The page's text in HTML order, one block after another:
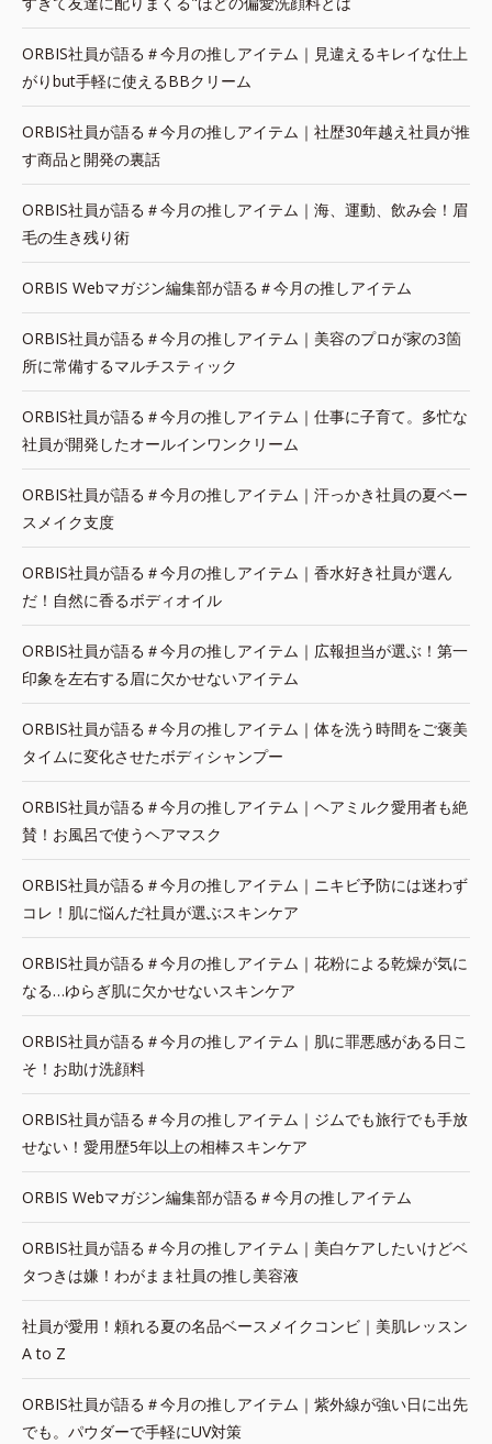
ORBIS社員が語る＃今月の推しアイテム｜見違えるキレイな仕上
がりbut手軽に使えるBBクリーム
ORBIS社員が語る＃今月の推しアイテム｜社歴30年越え社員が推
す商品と開発の裏話
ORBIS社員が語る＃今月の推しアイテム｜海、運動、飲み会！眉
毛の生き残り術
ORBIS Webマガジン編集部が語る＃今月の推しアイテム
ORBIS社員が語る＃今月の推しアイテム｜美容のプロが家の3箇
所に常備するマルチスティック
ORBIS社員が語る＃今月の推しアイテム｜仕事に子育て。多忙な
社員が開発したオールインワンクリーム
ORBIS社員が語る＃今月の推しアイテム｜汗っかき社員の夏ベー
スメイク支度
ORBIS社員が語る＃今月の推しアイテム｜香水好き社員が選ん
だ！自然に香るボディオイル
ORBIS社員が語る＃今月の推しアイテム｜広報担当が選ぶ！第一
印象を左右する眉に欠かせないアイテム
ORBIS社員が語る＃今月の推しアイテム｜体を洗う時間をご褒美
タイムに変化させたボディシャンプー
ORBIS社員が語る＃今月の推しアイテム｜ヘアミルク愛用者も絶
賛！お風呂で使うヘアマスク
ORBIS社員が語る＃今月の推しアイテム｜ニキビ予防には迷わず
コレ！肌に悩んだ社員が選ぶスキンケア
ORBIS社員が語る＃今月の推しアイテム｜花粉による乾燥が気に
なる…ゆらぎ肌に欠かせないスキンケア
ORBIS社員が語る＃今月の推しアイテム｜肌に罪悪感がある日こ
そ！お助け洗顔料
ORBIS社員が語る＃今月の推しアイテム｜ジムでも旅行でも手放
せない！愛用歴5年以上の相棒スキンケア
ORBIS Webマガジン編集部が語る＃今月の推しアイテム
ORBIS社員が語る＃今月の推しアイテム｜美白ケアしたいけどベ
タつきは嫌！わがまま社員の推し美容液
社員が愛用！頼れる夏の名品ベースメイクコンビ｜美肌レッスン
A to Z
ORBIS社員が語る＃今月の推しアイテム｜紫外線が強い日に出先
でも。パウダーで手軽にUV対策